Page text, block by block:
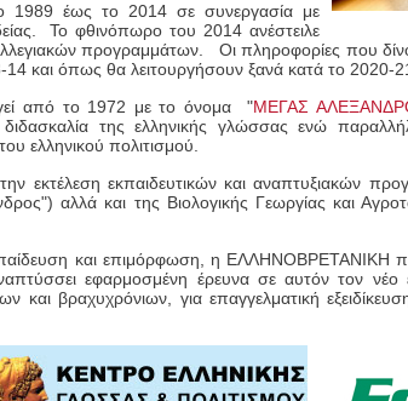
1989 έως το 2014 σε συνεργασία με
Το φθινόπωρο του 2014 ανέστειλε
προγραμμάτων. Οι πληροφορίες που
και όπως θα λειτουργήσουν ξανά κατά το 2020-
από το 1972 με το όνομα "ΜΕΓΑΣ
της ελληνικής γλώσσας ενώ
ελληνικού πολιτισμού.
εκτέλεση εκπαιδευτικών και αναπτυξιακών
αλλά και της Βιολογικής Γεωργίας και
και επιμόρφωση, η
εφαρμοσμένη έρευνα σε αυτόν τον νέο
και βραχυχρόνιων, για επαγγελματική